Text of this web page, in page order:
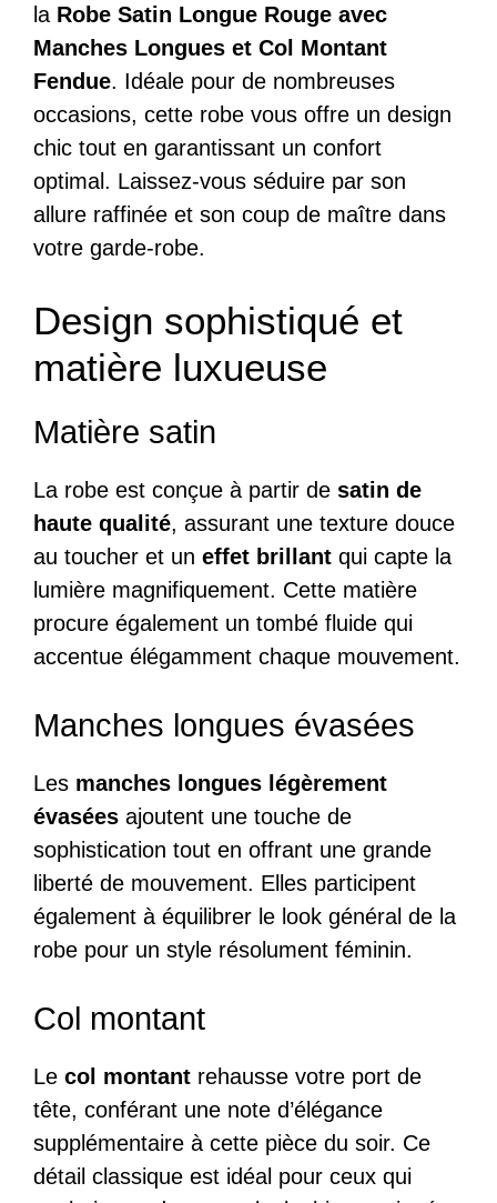
la Robe Satin Longue Rouge avec
Manches Longues et Col Montant
Fendue. Idéale pour de nombreuses
occasions, cette robe vous offre un design
chic tout en garantissant un confort
optimal. Laissez-vous séduire par son
allure raffinée et son coup de maître dans
votre garde-robe.
Design sophistiqué et
matière luxueuse
Matière satin
La robe est conçue à partir de satin de
haute qualité, assurant une texture douce
au toucher et un effet brillant qui capte la
lumière magnifiquement. Cette matière
procure également un tombé fluide qui
accentue élégamment chaque mouvement.
Manches longues évasées
Les manches longues légèrement
évasées ajoutent une touche de
sophistication tout en offrant une grande
liberté de mouvement. Elles participent
également à équilibrer le look général de la
robe pour un style résolument féminin.
Col montant
Le col montant rehausse votre port de
tête, conférant une note d’élégance
supplémentaire à cette pièce du soir. Ce
détail classique est idéal pour ceux qui